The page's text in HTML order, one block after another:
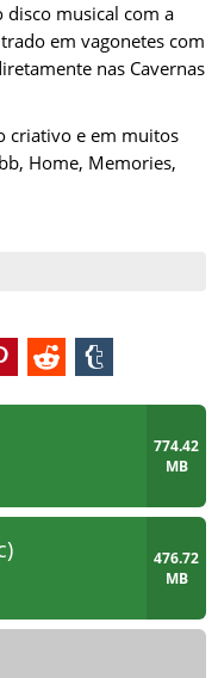
disco musical com a
em vagonetes com
nas Cavernas
criativo e em muitos
Home, Memories,
774.42
MB
476.72
MB